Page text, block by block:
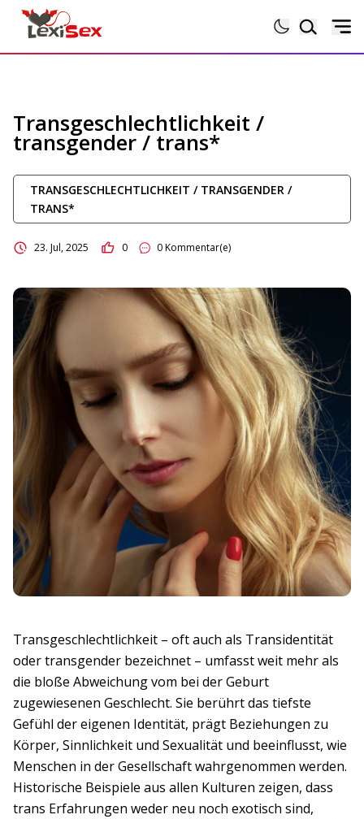
Lexikon
Testberichte
Sexgeschichten
Sextoytests
Transgeschlechtlichkeit /
transgender / trans*
TRANSGESCHLECHTLICHKEIT / TRANSGENDER /
TRANS*
23. Jul, 2025 0 0 Kommentar(e)
Transgeschlechtlichkeit – oft auch als Transidentität
oder transgender bezeichnet – umfasst weit mehr als
die bloße Abweichung vom bei der Geburt
zugewiesenen Geschlecht. Sie berührt das tiefste
Gefühl der eigenen Identität, prägt Beziehungen zu
Körper, Sinnlichkeit und Sexualität und beeinflusst, wie
Menschen in der Gesellschaft wahrgenommen werden.
Historische Beispiele aus allen Kulturen zeigen, dass
trans Erfahrungen weder neu noch exotisch sind,